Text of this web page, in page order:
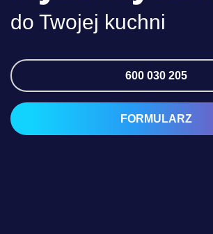
do Twojej kuchni
600 030 205
FORMULARZ